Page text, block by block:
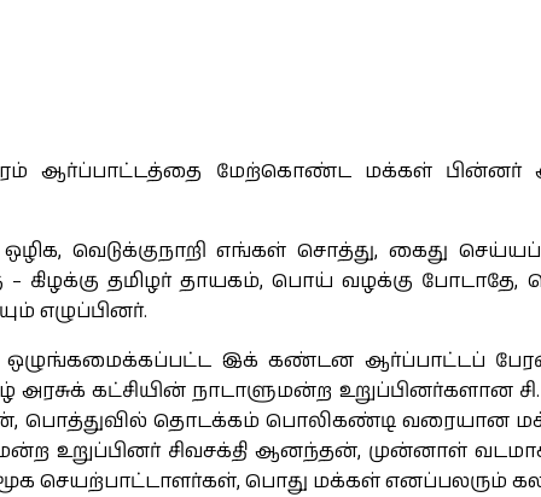
ஆர்ப்பாட்டத்தை மேற்கொண்ட மக்கள் பின்னர்
வெடுக்குநாறி எங்கள் சொத்து, கைது
– கிழக்கு தமிழர் தாயகம், பொய் வழக்கு
எழுப்பினர்.
ஒழுங்கமைக்கப்பட்ட இக் கண்டன ஆர்ப்பாட்டப்
கட்சியின் நாடாளுமன்ற உறுப்பினர்களான
பொத்துவில் தொடக்கம் பொலிகண்டி வரையான
உறுப்பினர் சிவசக்தி ஆனந்தன், முன்னாள்
சமூக செயற்பாட்டாளர்கள், பொது மக்கள்